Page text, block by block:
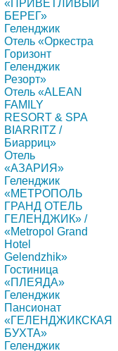
«ПРИВЕТЛИВЫЙ
БЕРЕГ»
Геленджик
Отель «Оркестра
Горизонт
Геленджик
Резорт»
Отель «ALEAN
FAMILY
RESORT & SPA
BIARRITZ /
Биарриц»
Отель
«АЗАРИЯ»
Геленджик
«МЕТРОПОЛЬ
ГРАНД ОТЕЛЬ
ГЕЛЕНДЖИК» /
«Metropol Grand
Hotel
Gelendzhik»
Гостиница
«ПЛЕЯДА»
Геленджик
Пансионат
«ГЕЛЕНДЖИКСКАЯ
БУХТА»
Геленджик